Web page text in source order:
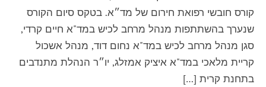
קורס חובשי רפואת חירום של מד״א. בטקס סיום הקורס
שנערך בהשתתפות מנהל מרחב לכיש במד"א חיים קרדי,
סגן מנהל מרחב לכיש במד"א נחום דוד, מנהל אשכול
קריית מלאכי במד"א איציק אמזלג, יו״ר הנהלת מתנדבים
בתחנת קרית […]